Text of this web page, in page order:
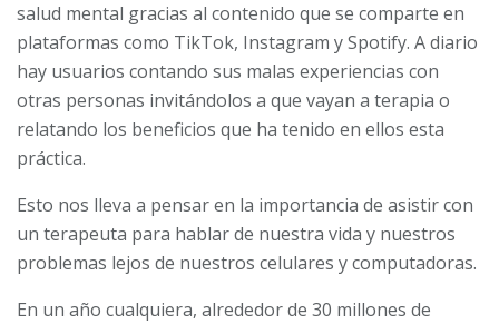
salud mental gracias al contenido que se comparte en
plataformas como TikTok, Instagram y Spotify. A diario
hay usuarios contando sus malas experiencias con
otras personas invitándolos a que vayan a terapia o
relatando los beneficios que ha tenido en ellos esta
práctica.
Esto nos lleva a pensar en la importancia de asistir con
un terapeuta para hablar de nuestra vida y nuestros
problemas lejos de nuestros celulares y computadoras.
En un año cualquiera, alrededor de 30 millones de